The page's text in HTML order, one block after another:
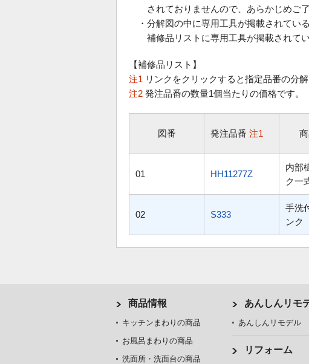
されておりませんので、あらかじめご了
・分解図の中に専用工具が掲載されてい
補修品リストに専用工具が掲載されて
【補修品リスト】
注1 リンクをクリックすると指定品番の分
注2 発注品番の数量1個当たりの価格です。
図番 発注品番 注1
01 HH11277Z
内部
ク一
02 S333
手洗
ンク
商品情報
キッチンまわりの商品
お風呂まわりの商品
洗面所・洗面台の商品
あんしんリモ
あんしんリモデル
リフォーム